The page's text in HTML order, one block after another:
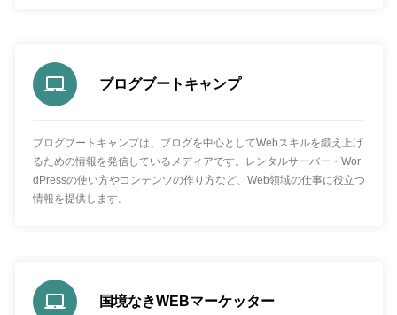
ブログブートキャンプ
ブログブートキャンプは、ブログを中心としてWebスキルを鍛え上げ
るための情報を発信しているメディアです。レンタルサーバー・Wor
dPressの使い方やコンテンツの作り方など、Web領域の仕事に役立つ
情報を提供します。
国境なきWEBマーケッター